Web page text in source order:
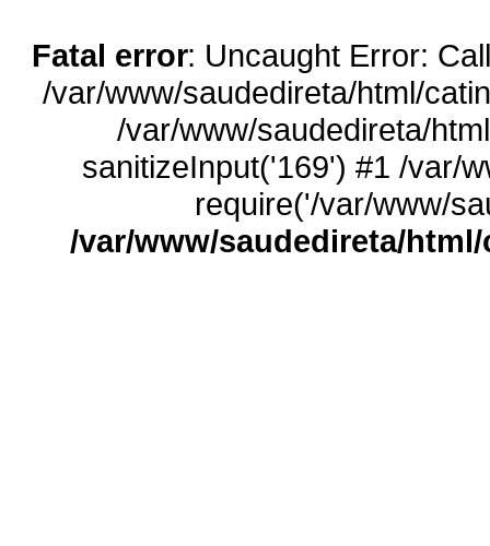
Fatal error: Uncaught Error:
/var/www/saudedireta/html/
/var/www/saudedireta/
sanitizeInput('169') #1 /var/
require('/var/www/
/var/www/saudedireta/